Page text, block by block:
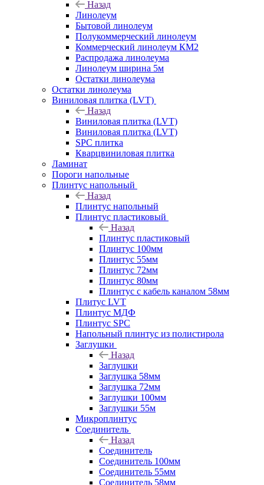
Назад
Линолеум
Бытовой линолеум
Полукоммерческий линолеум
Коммерческий линолеум КМ2
Распродажа линолеума
Линолеум ширина 5м
Остатки линолеума
Остатки линолеума
Виниловая плитка (LVT)
Назад
Виниловая плитка (LVT)
Виниловая плитка (LVT)
SPC плитка
Кварцвиниловая плитка
Ламинат
Пороги напольные
Плинтус напольный
Назад
Плинтус напольный
Плинтус пластиковый
Назад
Плинтус пластиковый
Плинтус 100мм
Плинтус 55мм
Плинтус 72мм
Плинтус 80мм
Плинтус с кабель каналом 58мм
Плитус LVT
Плинтус МДФ
Плинтус SPC
Напольный плинтус из полистирола
Заглушки
Назад
Заглушки
Заглушка 58мм
Заглушка 72мм
Заглушки 100мм
Заглушки 55м
Микроплинтус
Соединитель
Назад
Соединитель
Соединитель 100мм
Соединитель 55мм
Соединитель 58мм